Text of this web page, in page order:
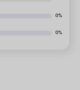
0%
0%